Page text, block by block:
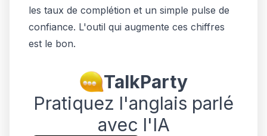
les taux de complétion et un simple pulse de
confiance. L'outil qui augmente ces chiffres
est le bon.
TalkParty
Pratiquez l'anglais parlé
avec l'IA